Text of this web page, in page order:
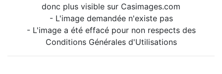
donc plus visible sur Casimages.com
- L'image demandée n'existe pas
- L'image a été effacé pour non respects des
Conditions Générales d'Utilisations